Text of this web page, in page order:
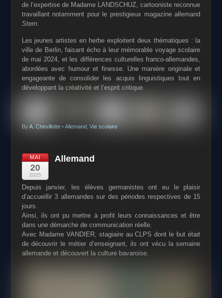
de l’expertise de Madame LANDSCHUZ, cartooniste reconnue
travaillant notamment pour le prestigieux magazine allemand
Stern.
Les jeunes artistes en herbe exploitent deux thématiques : la
ville de Berlin, faisant écho à leur mémorable voyage scolaire
de mai 2024, et les différences culturelles franco-allemandes,
abordées avec humour et finesse. Une manière originale et
engageante de consolider les acquis linguistiques tout en
développant la créativité et l’esprit critique.
ByA. Chevillotte• Allemand, Vie scolaire
MAI
20
2025
Allemand
Depuis janvier, les élèves germanistes ont eu le plaisir
d’accueillir 3 allemandes sur des périodes respectives de 15
jours.
Ainsi, ils ont pu mettre à profit leurs connaissances et être
dans une démarche de communication réelle.
Avec Madame VANDIER, stagiaire au CLPS dont le but était
de découvrir le métier d’enseignant, ils ont vécu la semaine
allemande et découvert la culture bavaroise.